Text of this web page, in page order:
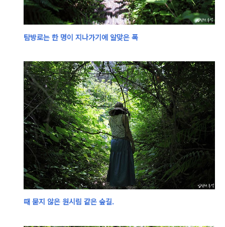
탐방로는 한 명이 지나가기에 알맞은 폭
때 묻지 않은 원시림 같은 숲길.